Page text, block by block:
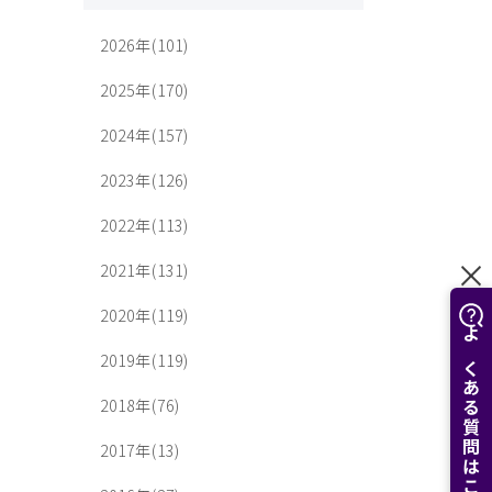
よくある質問はこちら
2026年(101)
2025年(170)
2024年(157)
2023年(126)
2022年(113)
2021年(131)
2020年(119)
2019年(119)
2018年(76)
2017年(13)